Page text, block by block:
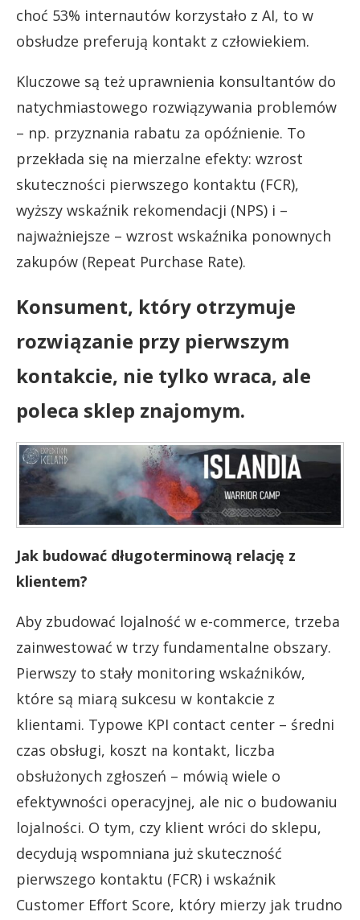
choć 53% internautów korzystało z AI, to w
obsłudze preferują kontakt z człowiekiem.
Kluczowe są też uprawnienia konsultantów do
natychmiastowego rozwiązywania problemów
– np. przyznania rabatu za opóźnienie. To
przekłada się na mierzalne efekty: wzrost
skuteczności pierwszego kontaktu (FCR),
wyższy wskaźnik rekomendacji (NPS) i –
najważniejsze – wzrost wskaźnika ponownych
zakupów (Repeat Purchase Rate).
Konsument, który otrzymuje
rozwiązanie przy pierwszym
kontakcie, nie tylko wraca, ale
poleca sklep znajomym.
Jak budować długoterminową relację z
klientem?
Aby zbudować lojalność w e-commerce, trzeba
zainwestować w trzy fundamentalne obszary.
Pierwszy to stały monitoring wskaźników,
które są miarą sukcesu w kontakcie z
klientami. Typowe KPI contact center – średni
czas obsługi, koszt na kontakt, liczba
obsłużonych zgłoszeń – mówią wiele o
efektywności operacyjnej, ale nic o budowaniu
lojalności. O tym, czy klient wróci do sklepu,
decydują wspomniana już skuteczność
pierwszego kontaktu (FCR) i wskaźnik
Customer Effort Score, który mierzy jak trudno